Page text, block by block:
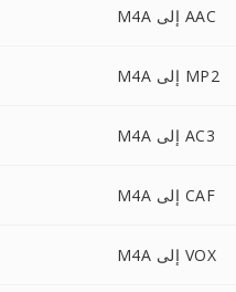
M4A إلى AAC
M4A إلى MP2
M4A إلى AC3
M4A إلى CAF
M4A إلى VOX